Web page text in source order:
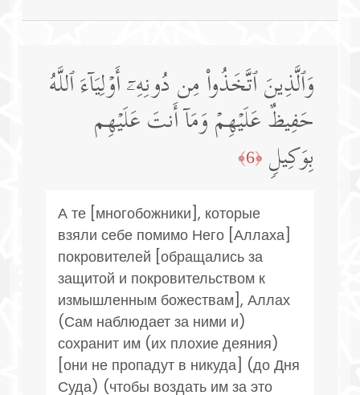
وَٱلَّذِینَ ٱتَّخَذُوا۟ مِن دُونِهِۦۤ أَوۡلِیَاۤءَ ٱللَّهُ
حَفِیظٌ عَلَیۡهِمۡ وَمَاۤ أَنتَ عَلَیۡهِم
بِوَكِیلࣲ ﴿6﴾
А те [многобожники], которые
взяли себе помимо Него [Аллаха]
покровителей [обращались за
защитой и покровительством к
измышленным божествам], Аллах
(Сам наблюдает за ними и)
сохранит им (их плохие деяния)
[они не пропадут в никуда] (до Дня
Суда) (чтобы воздать им за это